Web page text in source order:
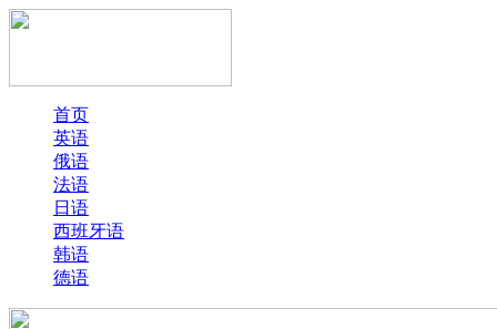
首页
英语
俄语
法语
日语
西班牙语
韩语
德语